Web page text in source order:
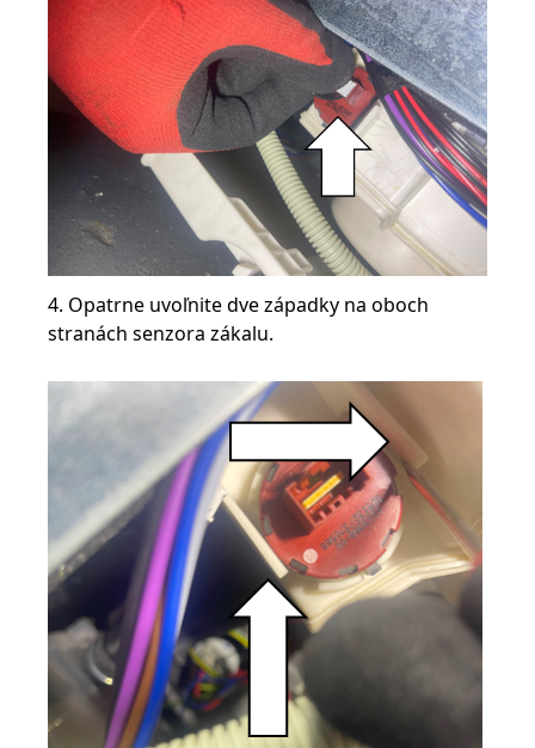
4. Opatrne uvoľnite dve západky na oboch
stranách senzora zákalu.